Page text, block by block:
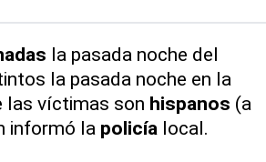
la pasada noche del
la pasada noche en la
las víctimas son hispanos (a
informó la policíalocal.